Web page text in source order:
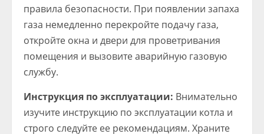
правила безопасности. При появлении запаха
газа немедленно перекройте подачу газа,
откройте окна и двери для проветривания
помещения и вызовите аварийную газовую
службу.
Инструкция по эксплуатации: Внимательно
изучите инструкцию по эксплуатации котла и
строго следуйте ее рекомендациям. Храните